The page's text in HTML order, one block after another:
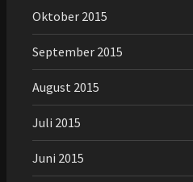
Oktober 2015
September 2015
August 2015
Juli 2015
Juni 2015